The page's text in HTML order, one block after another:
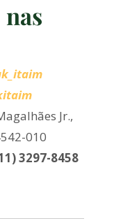
Jr.,
010
3297-8458